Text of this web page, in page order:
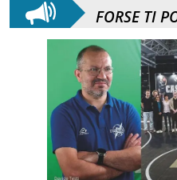
FORSE TI